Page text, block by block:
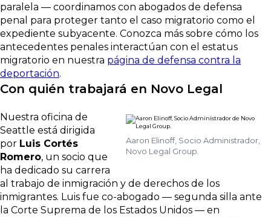
paralela — coordinamos con abogados de defensa
penal para proteger tanto el caso migratorio como el
expediente subyacente. Conozca más sobre cómo los
antecedentes penales interactúan con el estatus
migratorio en nuestra página de defensa contra la
deportación.
Con quién trabajará en Novo Legal
Aaron Elinoff, Socio Administrador,
Novo Legal Group.
Nuestra oficina de
Seattle está dirigida
por Luis Cortés
Romero, un socio que
ha dedicado su carrera
al trabajo de inmigración y de derechos de los
inmigrantes. Luis fue co-abogado — segunda silla ante
la Corte Suprema de los Estados Unidos — en